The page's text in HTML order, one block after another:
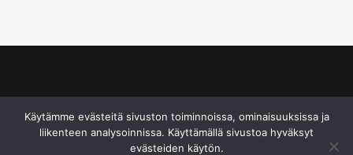
Käytämme evästeitä sivuston toiminnoissa, ominaisuuksissa ja
liikenteen analysoinnissa. Käyttämällä sivustoa hyväksyt
evästeiden käytön.